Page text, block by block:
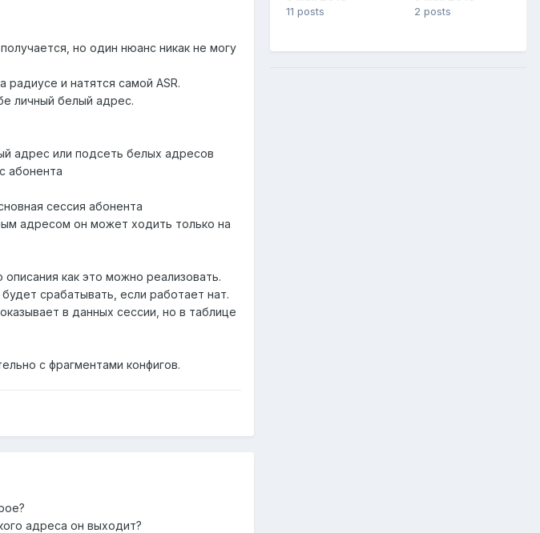
но один нюанс никак не могу
и натятся самой ASR.
личный белый адрес.
адрес или подсеть белых адресов
абонента
сессия абонента
адресом он может ходить только на
как это можно реализовать.
срабатывать, если работает нат.
в данных сессии, но в таблице
с фрагментами конфигов.
адреса он выходит?
11 posts
2 posts